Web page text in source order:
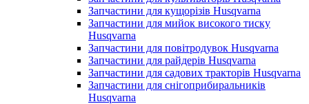
Запчастини для кущорізів Husqvarna
Запчастини для мийок високого тиску
Husqvarna
Запчастини для повітродувок Husqvarna
Запчастини для райдерів Husqvarna
Запчастини для садових тракторів Husqvarna
Запчастини для снігоприбиральників
Husqvarna